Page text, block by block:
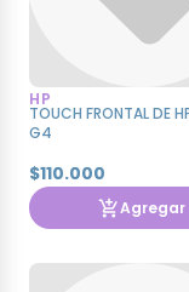
HP
TOUCH FRONTAL DE
G4
$110.000
Agregar